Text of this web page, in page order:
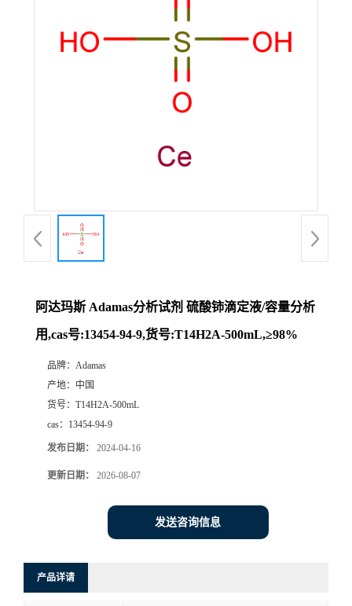
阿达玛斯 Adamas分析试剂 硫酸铈滴定液/容量分析
用,cas号:13454-94-9,货号:T14H2A-500mL,≥98%
品牌： Adamas
产地： 中国
货号： T14H2A-500mL
cas： 13454-94-9
发布日期： 2024-04-16
更新日期： 2026-08-07
发送咨询信息
产品详请